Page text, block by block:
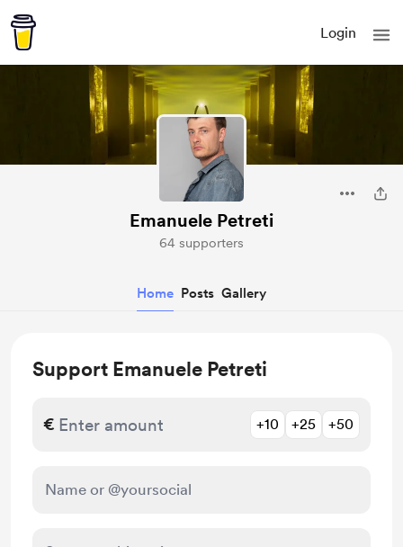
Login
Emanuele Petreti
64 supporters
Home Posts Gallery
Support Emanuele Petreti
€ +10 +25 +50